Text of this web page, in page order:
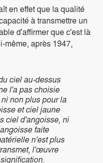
en effet que la qualité
à transmettre un
d'affirmer que c'est là
après 1947,
ciel au-dessus
l'a pas choisie
non plus pour la
et ciel jaune
ciel d'angoisse, ni
faite
n'est plus
l'œuvre